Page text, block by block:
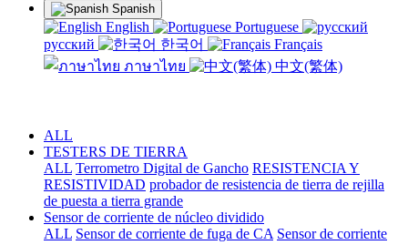
Spanish
English
Portuguese
русский
한국어
Français
ภาษาไทย
中文(繁体)
ALL
TESTERS DE TIERRA
ALL Terrometro Digital de Gancho RESISTENCIA Y
RESISTIVIDAD probador de resistencia de tierra de rejilla
de puesta a tierra grande
Sensor de corriente de núcleo dividido
ALL Sensor de corriente de fuga de CA Sensor de corriente